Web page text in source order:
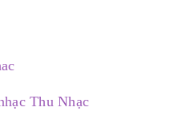
Thu Nhạc